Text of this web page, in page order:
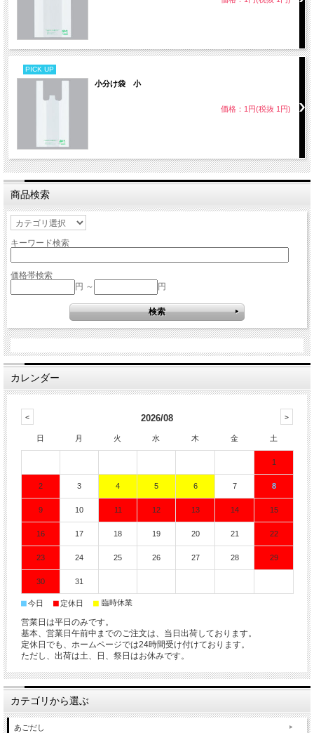
PICK UP
小分け袋 小
価格：1円(税抜 1円)
商品検索
キーワード検索
価格帯検索
円 ～
円
カレンダー
2026/08
日 月 火 水 木 金 土
1
2 3 4 5 6 7 8
9 10 11 12 13 14 15
16 17 18 19 20 21 22
23 24 25 26 27 28 29
30 31
■今日 ■ 定休日 ■ 臨時休業
営業日は平日のみです。
基本、営業日午前中までのご注文は、当日出荷しております。
定休日でも、ホームページでは24時間受け付けております。
ただし、出荷は土、日、祭日はお休みです。
カテゴリから選ぶ
あごだし